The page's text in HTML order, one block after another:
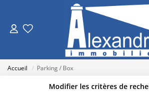
VENTES
Accueil Parking / Box
Modifier les critères de